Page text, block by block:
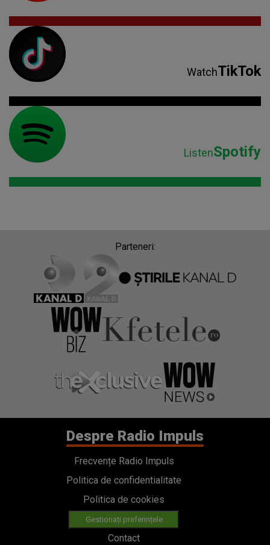
WatchTikTok
ListenSpotify
Parteneri:
Despre Radio Impuls
Frecvențe Radio Impuls
Politica de confidentialitate
Politica de cookies
Gestionați preferințele
Contact